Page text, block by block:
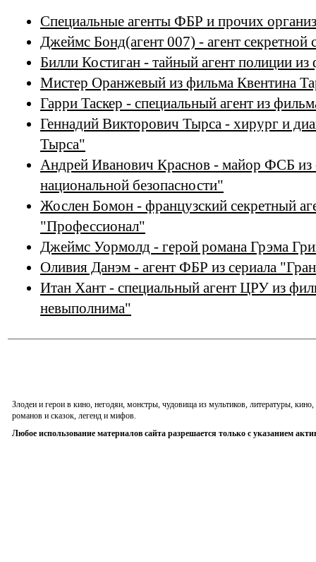
Специальные агенты ФБР и прочих
Джеймс Бонд(агент 007) - агент
Билли Костиган - тайный агент полиции
Мистер Оранжевый из фильма Квентина
Гарри Таскер - специальный агент из
Геннадий Викторович Тырса - хирург и
Тырса"
Андрей Иванович Краснов - майор ФСБ из
национальной безопасности"
Жослен Бомон - французский секретный
"Профессионал"
Джеймс Уормолд - герой романа Грэма
Оливия Данэм - агент ФБР из сериала
Итан Хант - специальный агент ЦРУ из
невыполнима"
Злодеи и герои в кино, негодяи, монстры, чудовища из мультиков, литературы,
романов и сказок, легенд и мифов.
Любое использование материалов сайта разрешается только с указанием